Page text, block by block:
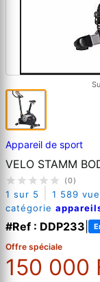
Appareil de sport
VELO STAMM
(0)
1 sur 5 1 589
catégorie
#Ref : DDP233
Offre spéciale
150 000